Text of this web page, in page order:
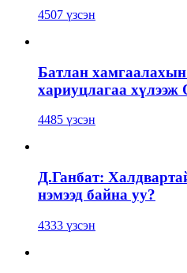
4507 үзсэн
Батлан
хариуцлагаа
4485 үзсэн
Д.Ганбат:
нэмээд байна уу?
4333 үзсэн